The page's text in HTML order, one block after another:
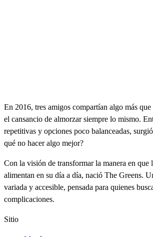
En 2016, tres amigos compartían algo más
el cansancio de almorzar siempre lo mismo.
repetitivas y opciones poco balanceadas,
qué no hacer algo mejor?
Con la visión de transformar la manera en que
alimentan en su día a día, nació The Greens.
variada y accesible, pensada para quienes
complicaciones.
Sitio